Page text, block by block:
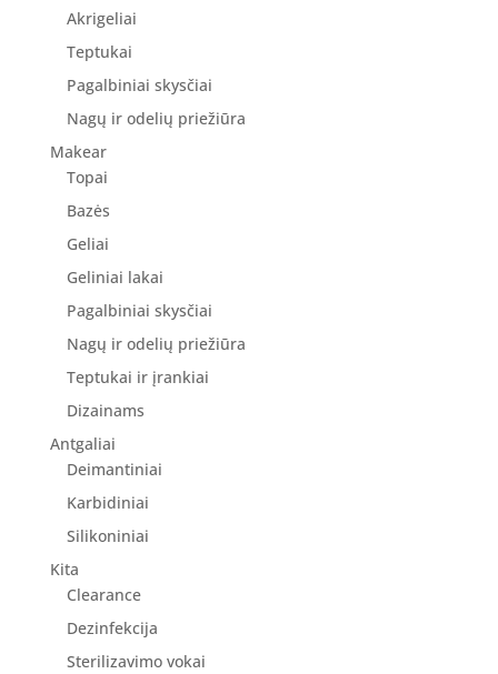
Akrigeliai
Teptukai
Pagalbiniai skysčiai
Nagų ir odelių priežiūra
Makear
Topai
Bazės
Geliai
Geliniai lakai
Pagalbiniai skysčiai
Nagų ir odelių priežiūra
Teptukai ir įrankiai
Dizainams
Antgaliai
Deimantiniai
Karbidiniai
Silikoniniai
Kita
Clearance
Dezinfekcija
Sterilizavimo vokai